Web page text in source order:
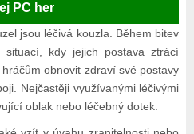
PC her
jsou léčivá kouzla. Během bitev
kdy jejich postava ztrácí
obnovit zdraví své postavy
Nejčastěji využívanými léčivými
oblak nebo léčebný dotek.